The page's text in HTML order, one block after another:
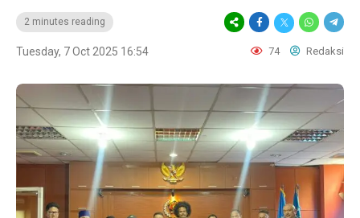
2 minutes reading
Tuesday, 7 Oct 2025 16:54 74 Redaksi